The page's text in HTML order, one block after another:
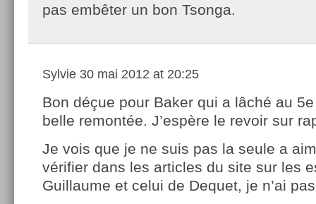
pas embêter un bon Tsonga.
Sylvie 30 mai 2012 at 20:25
Bon déçue pour Baker qui a lâché au
belle remontée. J’espère le revoir sur
Je vois que je ne suis pas la seule a
vérifier dans les articles du site sur les
Guillaume et celui de Dequet, je n’ai